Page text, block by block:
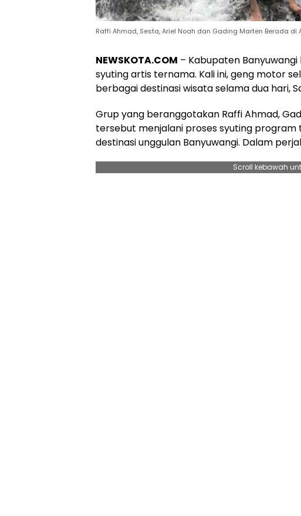
Raffi Ahmad, Sesta, Ariel Noah dan Gading Marten Berada di
NEWSKOTA.COM – Kabupaten
syuting artis ternama. Kali ini, geng motor
berbagai destinasi wisata selama dua hari,
Grup yang beranggotakan Raffi Ahmad,
tersebut menjalani proses syuting
destinasi unggulan Banyuwangi. Dalam
Scroll kebawah